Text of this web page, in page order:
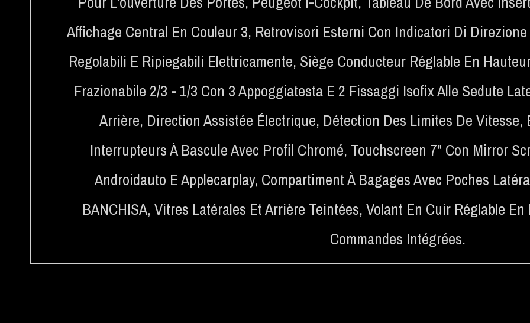
Affichage Central En Couleur 3, Retrovisori Esterni Con Indicatori Di
Regolabili E Ripiegabili Elettricamente, Siège Conducteur Réglable En Hauteur
Frazionabile 2/3 - 1/3 Con 3 Appoggiatesta E 2 Fissaggi Isofix Alle Sedute
Arrière, Direction Assistée Électrique, Détection Des Limites De Vitesse,
Interrupteurs À Bascule Avec Profil Chromé, Touchscreen 7" Con Mirror
Androidauto E Applecarplay, Compartiment À Bagages Avec Poches
BANCHISA, Vitres Latérales Et Arrière Teintées, Volant En Cuir Réglable
Commandes Intégrées.